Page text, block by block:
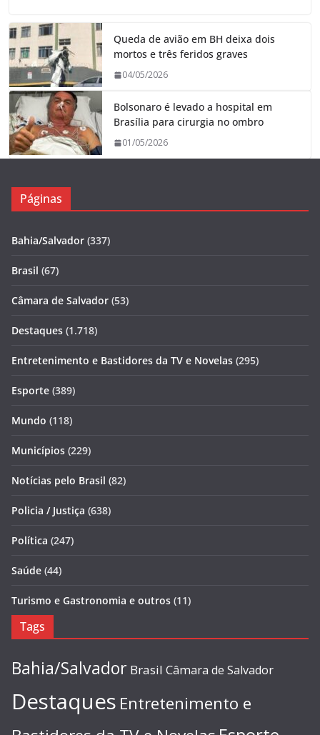
Queda de avião em BH deixa dois
mortos e três feridos graves
04/05/2026
Bolsonaro é levado a hospital em
Brasília para cirurgia no ombro
01/05/2026
Páginas
Bahia/Salvador (337)
Brasil (67)
Câmara de Salvador (53)
Destaques (1.718)
Entretenimento e Bastidores da TV e Novelas (295)
Esporte (389)
Mundo (118)
Municípios (229)
Notícias pelo Brasil (82)
Policia / Justiça (638)
Política (247)
Saúde (44)
Turismo e Gastronomia e outros (11)
Tags
Bahia/Salvador Brasil Câmara de Salvador
Destaques Entretenimento e